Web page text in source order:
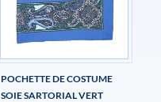
POCHETTE DE COSTUME
SOIE SARTORIAL VERT